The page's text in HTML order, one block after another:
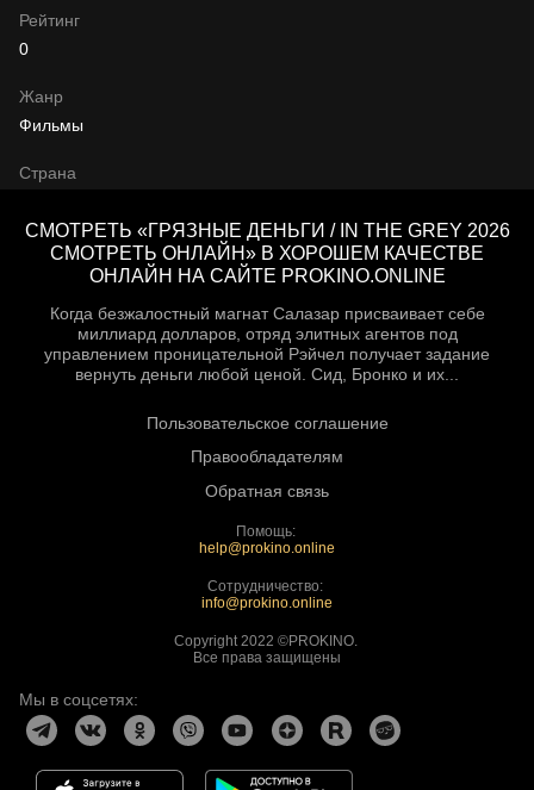
Жанр
Фильмы
Страна
Рейтинг
0
СМОТРЕТЬ «ГРЯЗНЫЕ ДЕНЬГИ / IN THE GREY 2026
СМОТРЕТЬ ОНЛАЙН» В ХОРОШЕМ КАЧЕСТВЕ
ОНЛАЙН НА САЙТЕ PROKINO.ONLINE
Когда безжалостный магнат Салазар присваивает себе
миллиард долларов, отряд элитных агентов под
управлением проницательной Рэйчел получает задание
вернуть деньги любой ценой. Сид, Бронко и их...
Пользовательское соглашение
Правообладателям
Обратная связь
Помощь:
help@prokino.online
Сотрудничество:
info@prokino.online
Copyright 2022 ©PROKINO.
Все права защищены
Мы в соцсетях: